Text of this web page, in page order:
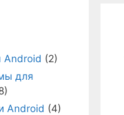
Android (2)
для
Android (4)